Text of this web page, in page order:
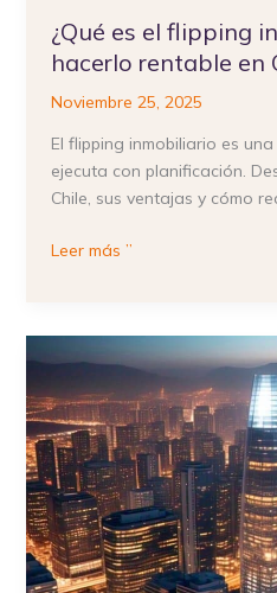
¿Qué es el flipping
hacerlo rentable en
Noviembre 25, 2025
El flipping inmobiliario es
ejecuta con planificación.
Chile, sus ventajas y cómo
Leer más ”
en
Bienes
Raíces
en
Chile